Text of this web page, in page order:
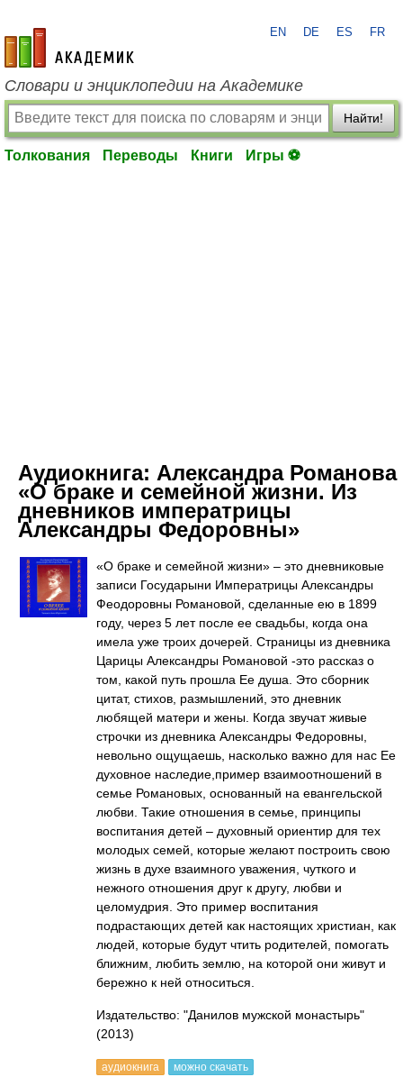
academic.ru
EN DE ES FR
Словари и энциклопедии на Академике
Найти!
Толкования Переводы Книги Игры ⚽
Аудиокнига: Александра Романова
«О браке и семейной жизни. Из
дневников императрицы
Александры Федоровны»
«О браке и семейной жизни» – это дневниковые
записи Государыни Императрицы Александры
Феодоровны Романовой, сделанные ею в 1899
году, через 5 лет после ее свадьбы, когда она
имела уже троих дочерей. Страницы из дневника
Царицы Александры Романовой -это рассказ о
том, какой путь прошла Ее душа. Это сборник
цитат, стихов, размышлений, это дневник
любящей матери и жены. Когда звучат живые
строчки из дневника Александры Федоровны,
невольно ощущаешь, насколько важно для нас Ее
духовное наследие,пример взаимоотношений в
семье Романовых, основанный на евангельской
любви. Такие отношения в семье, принципы
воспитания детей – духовный ориентир для тех
молодых семей, которые желают построить свою
жизнь в духе взаимного уважения, чуткого и
нежного отношения друг к другу, любви и
целомудрия. Это пример воспитания
подрастающих детей как настоящих христиан, как
людей, которые будут чтить родителей, помогать
ближним, любить землю, на которой они живут и
бережно к ней относиться.
Издательство: "Данилов мужской монастырь"
(2013)
аудиокнига можно скачать